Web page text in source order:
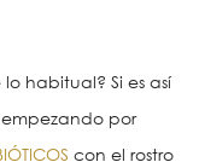
habitual? Si es así
por
con el rostro